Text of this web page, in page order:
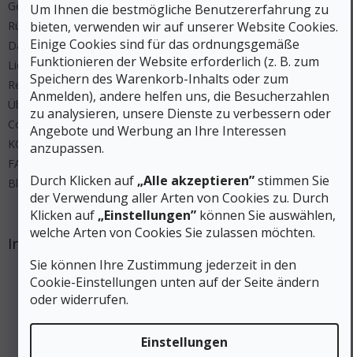
Um Ihnen die bestmögliche Benutzererfahrung zu
bieten, verwenden wir auf unserer Website Cookies.
Einige Cookies sind für das ordnungsgemäße
Funktionieren der Website erforderlich (z. B. zum
Speichern des Warenkorb-Inhalts oder zum
Anmelden), andere helfen uns, die Besucherzahlen
zu analysieren, unsere Dienste zu verbessern oder
Angebote und Werbung an Ihre Interessen
anzupassen.
Durch Klicken auf „Alle akzeptieren”stimmen Sie
der Verwendung aller Arten von Cookies zu. Durch
Klicken auf „Einstellungen” können Sie auswählen,
welche Arten von Cookies Sie zulassen möchten.
Sie können Ihre Zustimmung jederzeit in den
Cookie-Einstellungen unten auf der Seite ändern
oder widerrufen.
Einstellungen
Geschäftsbedingungen
Rücksendung
Datenschutz
Lieferung und Zahlung
Regeln Wettbewerbe
Über uns
Cookies
KONTAKT
FAQ
Blog
Instagram